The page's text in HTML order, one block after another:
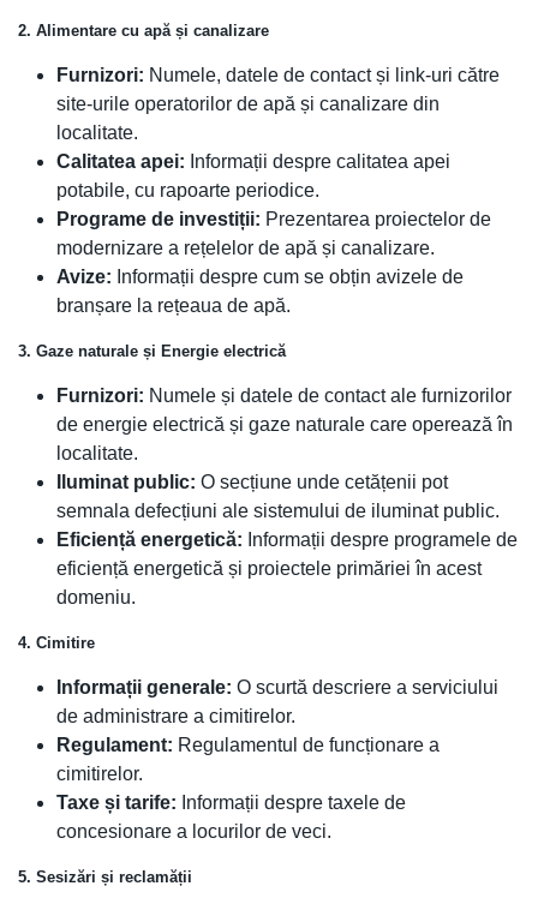
2. Alimentare cu apă și canalizare
Furnizori: Numele, datele de contact și link-uri către
site-urile operatorilor de apă și canalizare din
localitate.
Calitatea apei: Informații despre calitatea apei
potabile, cu rapoarte periodice.
Programe de investiții: Prezentarea proiectelor de
modernizare a rețelelor de apă și canalizare.
Avize: Informații despre cum se obțin avizele de
branșare la rețeaua de apă.
3. Gaze naturale și Energie electrică
Furnizori: Numele și datele de contact ale furnizorilor
de energie electrică și gaze naturale care operează în
localitate.
Iluminat public: O secțiune unde cetățenii pot
semnala defecțiuni ale sistemului de iluminat public.
Eficiență energetică: Informații despre programele de
eficiență energetică și proiectele primăriei în acest
domeniu.
4. Cimitire
Informații generale: O scurtă descriere a serviciului
de administrare a cimitirelor.
Regulament: Regulamentul de funcționare a
cimitirelor.
Taxe și tarife: Informații despre taxele de
concesionare a locurilor de veci.
5. Sesizări și reclamății